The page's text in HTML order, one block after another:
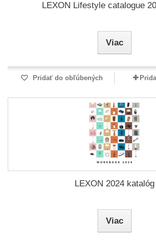
LEXON Lifestyle catalogue
Viac
Pridať do obľúbených
LEXON 2024 katalóg
Viac